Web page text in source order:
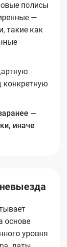
полисы
—
такие как
конкретную
—
иначе
основе
уровня